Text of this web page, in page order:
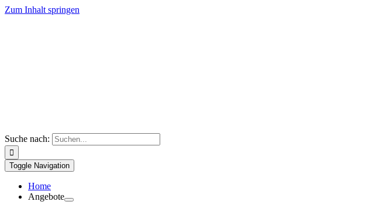
Zum Inhalt springen
Suche nach:
Toggle Navigation
Home
Angebote